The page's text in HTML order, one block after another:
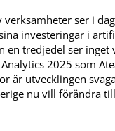
verksamheter ser i
investeringar i
en tredjedel ser inget
2025 som
är utvecklingen
nu vill förändra